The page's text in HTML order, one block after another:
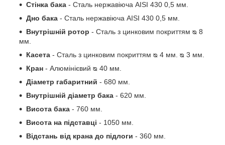
Стінка бака - Сталь нержавіюча AISI 430 0,5 мм.
Дно бака - Сталь нержавіюча AISI 430 0,5 мм.
Внутрішній ротор - Сталь з цинковим покриттям ᴓ 8
мм.
Касета - Сталь з цинковим покриттям ᴓ 4 мм. ᴓ 3 мм.
Кран - Алюмінієвий ᴓ 40 мм.
Діаметр габаритний - 680 мм.
Внутрішній діаметр бака - 620 мм.
Висота бака - 760 мм.
Висота на підставці - 1050 мм.
Відстань від крана до підлоги - 360 мм.